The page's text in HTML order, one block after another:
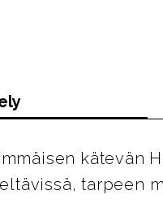
kätevän
tarpeen